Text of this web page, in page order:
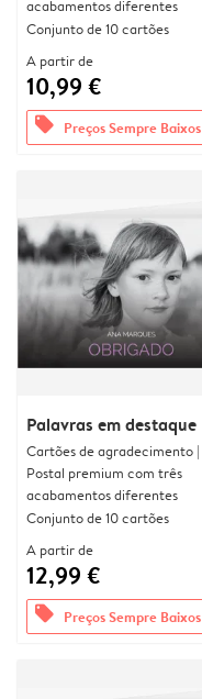
acabamentos diferentes
Conjunto de 10 cartões
A partir de
10,99 €
offers Preços Sempre Baixos
Palavras em destaque
Cartões de agradecimento |
Postal premium com três
acabamentos diferentes
Conjunto de 10 cartões
A partir de
12,99 €
offers Preços Sempre Baixos